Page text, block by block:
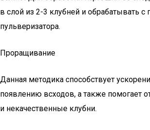
в слой из 2-3 клубней и обрабатывать
пульверизатора.
Проращивание
Данная методика способствует
появлению всходов, а также помогает
и некачественные клубни.